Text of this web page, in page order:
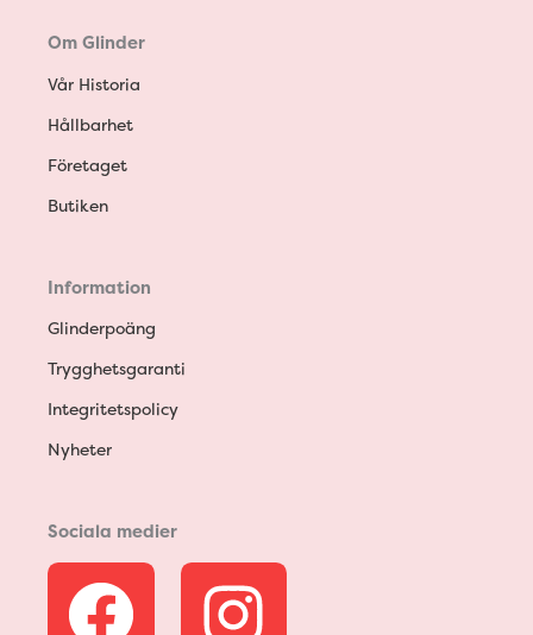
Om Glinder
Vår Historia
Hållbarhet
Företaget
Butiken
Information
Glinderpoäng
Trygghetsgaranti
Integritetspolicy
Nyheter
Sociala medier
F I